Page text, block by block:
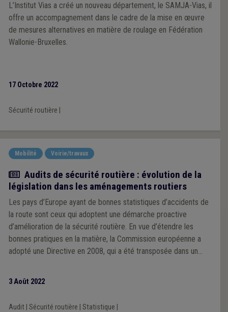
L’Institut Vias a créé un nouveau département, le SAMJA-Vias, il
offre un accompagnement dans le cadre de la mise en œuvre
de mesures alternatives en matière de roulage en Fédération
Wallonie-Bruxelles.
17 Octobre 2022
Sécurité routière
Mobilité Voirie/travaux
Actualité
Audits de sécurité routière : évolution de la
législation dans les aménagements routiers
Les pays d’Europe ayant de bonnes statistiques d’accidents de
la route sont ceux qui adoptent une démarche proactive
d’amélioration de la sécurité routière. En vue d’étendre les
bonnes pratiques en la matière, la Commission européenne a
adopté une Directive en 2008, qui a été transposée dans un
3 Août 2022
Audit| Sécurité routière Statistique